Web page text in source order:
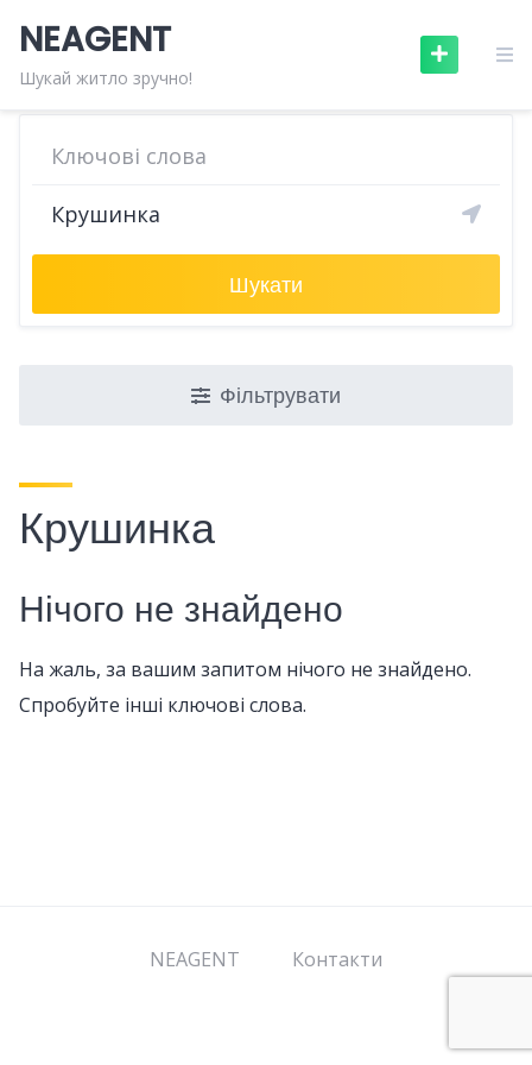
content
NEAGENT
Шукай житло зручно!
Шукати
Фільтрувати
Крушинка
Нічого не знайдено
На жаль, за вашим запитом нічого не знайдено.
Спробуйте інші ключові слова.
NEAGENT Контакти